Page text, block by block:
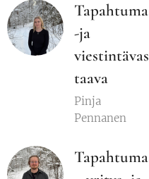
Tapahtuma
-ja
viestintävas
taava
Pinja
Pennanen
Tapahtuma